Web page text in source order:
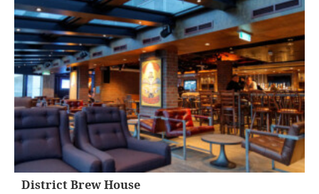
District Brew House